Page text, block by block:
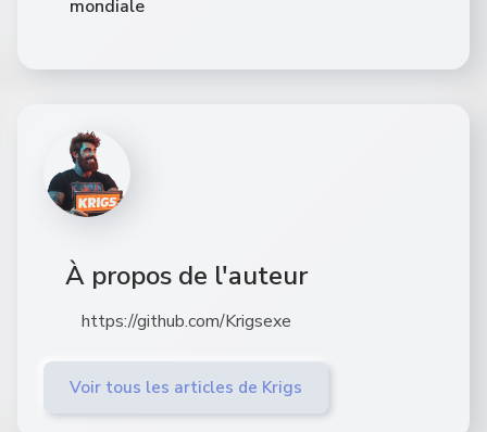
mondiale
À propos de l'auteur
https://github.com/Krigsexe
Voir tous les articles de Krigs